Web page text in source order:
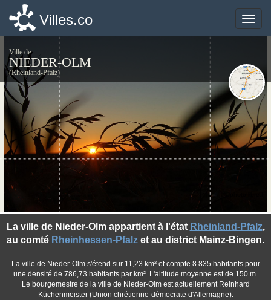
Toggle
Villes.co
Ville de
NIEDER-OLM
(Rheinland-Pfalz)
La ville de Nieder-Olm appartient à l'état Rheinland-Pfalz,
au comté Rheinhessen-Pfalz et au district Mainz-Bingen.
La ville de Nieder-Olm s'étend sur 11,23 km² et compte 8 835 habitants pour
une densité de 786,73 habitants par km². L'altitude moyenne est de 150 m.
Le bourgemestre de la ville de Nieder-Olm est actuellement Reinhard
Küchenmeister (Union chrétienne-démocrate d'Allemagne).
Toggle
Villes.co